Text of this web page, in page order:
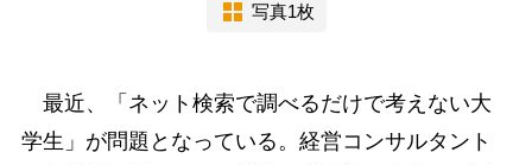
写真1枚
最近、「ネット検索で調べるだけで考えない大
学生」が問題となっている。経営コンサルタント